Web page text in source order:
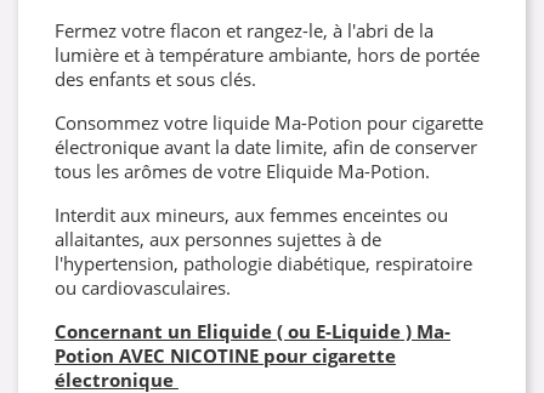
Fermez votre flacon et rangez-le, à l'abri de la
lumière et à température ambiante, hors de portée
des enfants et sous clés.
Consommez votre liquide Ma-Potion pour cigarette
électronique avant la date limite, afin de conserver
tous les arômes de votre Eliquide Ma-Potion.
Interdit aux mineurs, aux femmes enceintes ou
allaitantes, aux personnes sujettes à de
l'hypertension, pathologie diabétique, respiratoire
ou cardiovasculaires.
Concernant un Eliquide ( ou E-Liquide ) Ma-
Potion AVEC NICOTINE pour cigarette
électronique